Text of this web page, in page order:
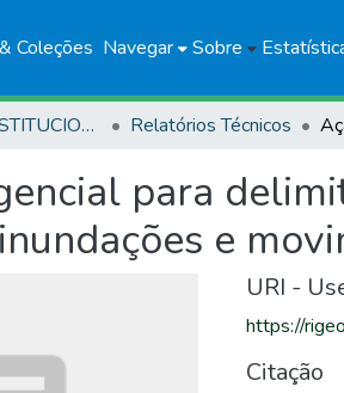
Coleções Navegar Sobre
PRODUÇÃO INSTITUCIONAL Relatórios Técnicos
para
e
URI -
https://
Citação